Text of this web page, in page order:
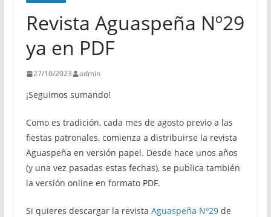
Revista Aguaspeña Nº29
ya en PDF
27/10/2023 admin
¡Seguimos sumando!
Como es tradición, cada mes de agosto previo a las
fiestas patronales, comienza a distribuirse la revista
Aguaspeña en versión papel. Desde hace unos años
(y una vez pasadas estas fechas), se publica también
la versión online en formato PDF.
Si quieres descargar la revista Aguaspeña Nº29 de